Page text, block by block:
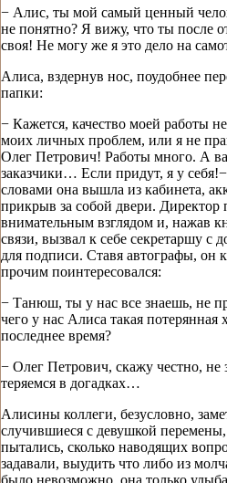
− Алис, ты мой самый ценный
не понятно? Я вижу, что ты после
своя! Не могу же я это дело на
Алиса, вздернув нос, поудобнее
папки:
− Кажется, качество моей работы не
моих личных проблем, или я не
Олег Петрович! Работы много. А
заказчики… Если придут, я у
словами она вышла из кабинета,
прикрыв за собой двери. Директор
внимательным взглядом и, нажав
связи, вызвал к себе секретаршу с
для подписи. Ставя автографы, он
прочим поинтересовался:
− Танюш, ты у нас все знаешь, не
чего у нас Алиса такая потерянная
последнее время?
− Олег Петрович, скажу честно, не
теряемся в догадках…
Алисины коллеги, безусловно,
случившиеся с девушкой
пытались, сколько наводящих
задавали, выудить что либо из
было невозможно, она только